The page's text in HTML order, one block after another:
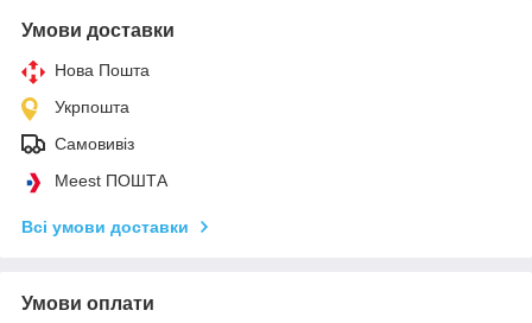
Умови доставки
Нова Пошта
Укрпошта
Самовивіз
Meest ПОШТА
Всі умови доставки
Умови оплати